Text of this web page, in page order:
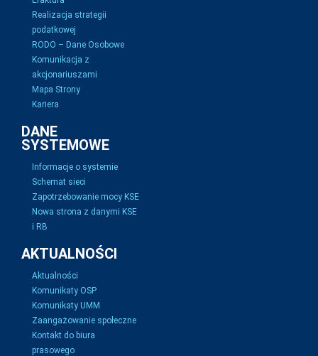
Realizacja strategii
podatkowej
RODO – Dane Osobowe
Komunikacja z
akcjonariuszami
Mapa Strony
Kariera
DANE
SYSTEMOWE
Informacje o systemie
Schemat sieci
Zapotrzebowanie mocy KSE
Nowa strona z danymi KSE
i RB
AKTUALNOŚCI
Aktualności
Komunikaty OSP
Komunikaty UMM
Zaangażowanie społeczne
Kontakt do biura
prasowego